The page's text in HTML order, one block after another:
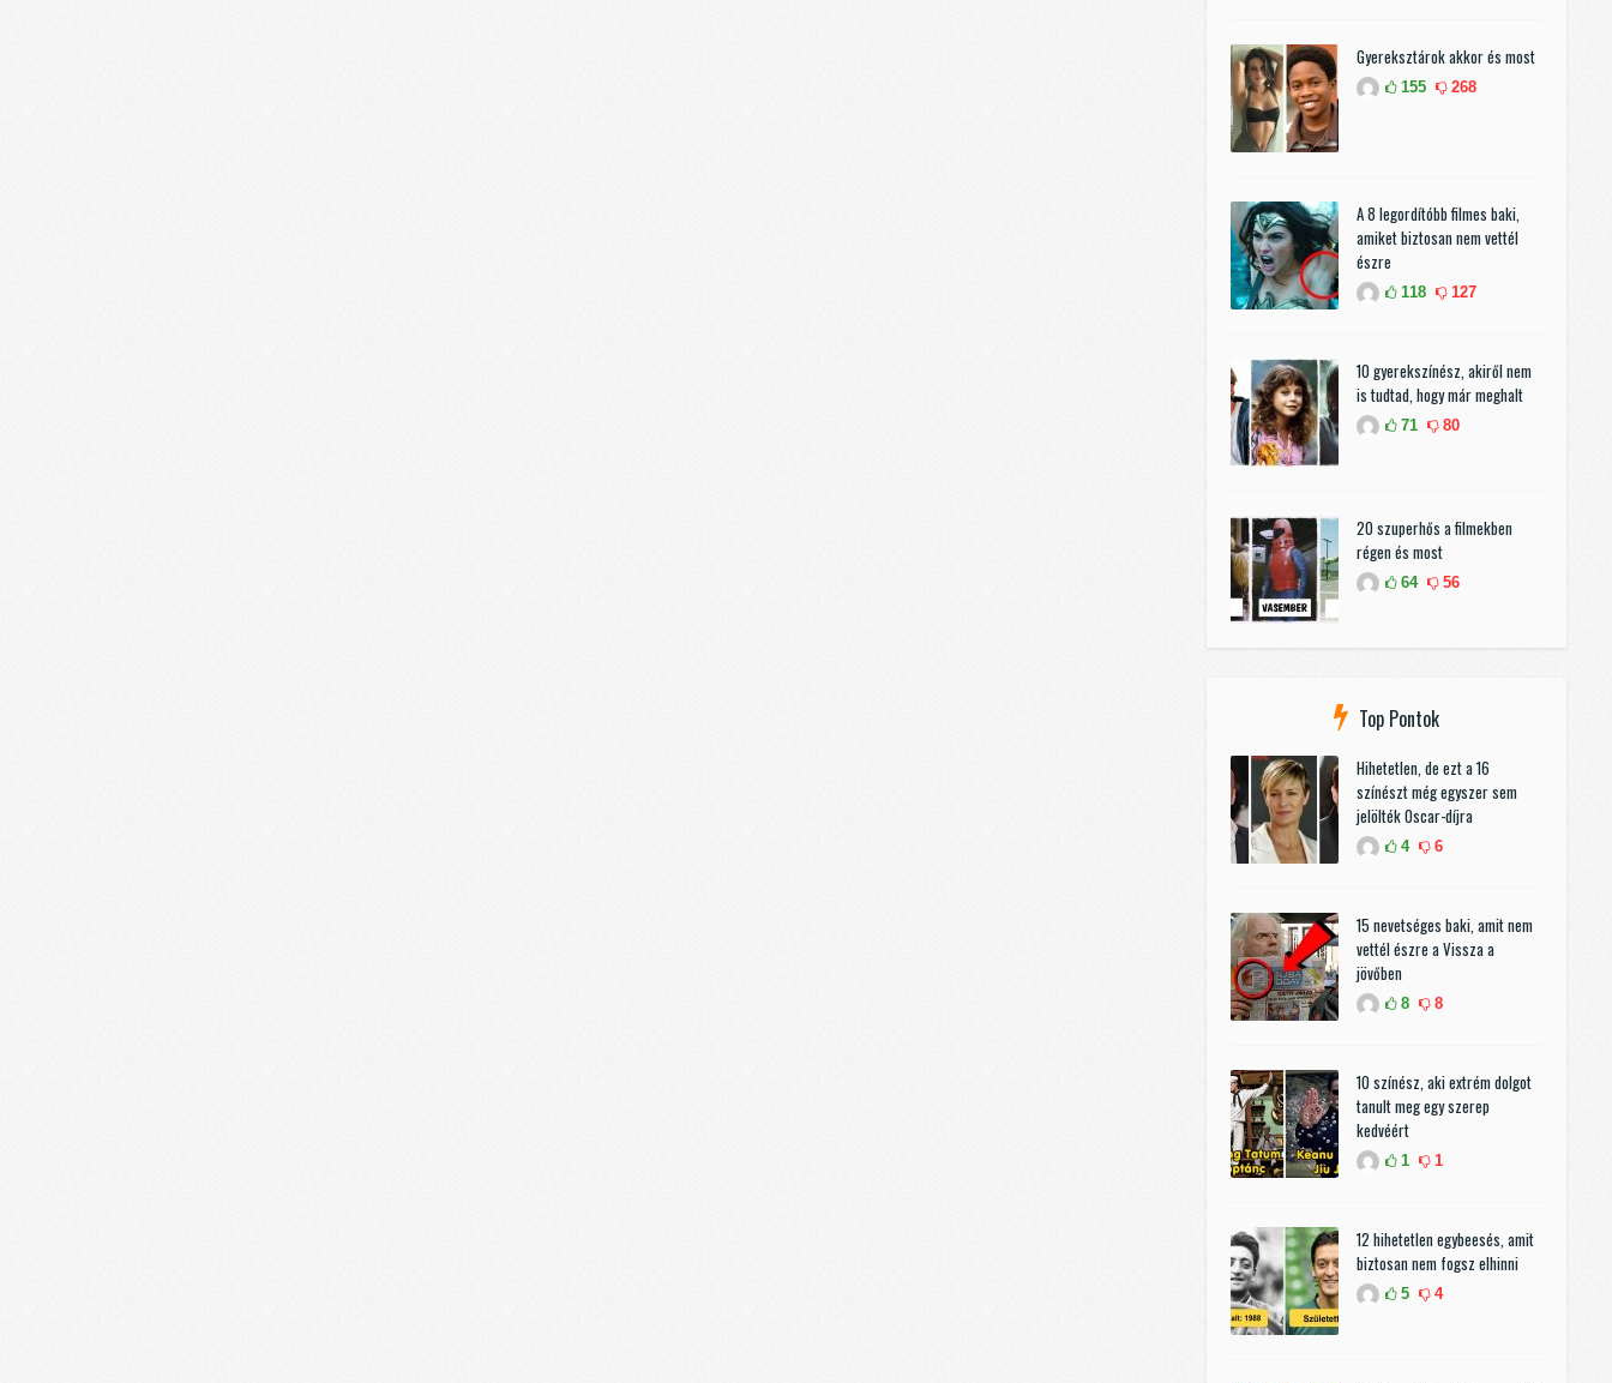
Gyereksztárok akkor és most
155 268
A 8 legordítóbb filmes baki,
amiket biztosan nem vettél
észre
118 127
10 gyerekszínész, akiről nem
is tudtad, hogy már meghalt
71 80
20 szuperhős a filmekben
régen és most
64 56
Top Pontok
Hihetetlen, de ezt a 16
színészt még egyszer sem
jelölték Oscar-díjra
4 6
15 nevetséges baki, amit nem
vettél észre a Vissza a
jövőben
8 8
10 színész, aki extrém dolgot
tanult meg egy szerep
kedvéért
1 1
12 hihetetlen egybeesés, amit
biztosan nem fogsz elhinni
5 4